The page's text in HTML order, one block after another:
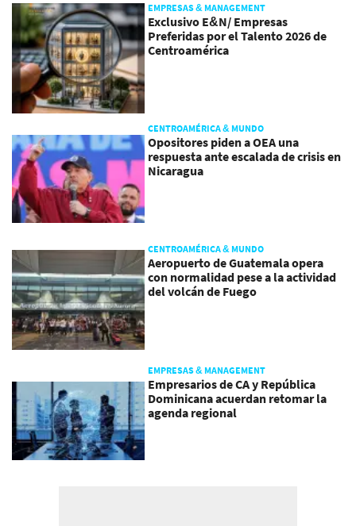
EMPRESAS & MANAGEMENT
Exclusivo E&N/ Empresas
Preferidas por el Talento 2026 de
Centroamérica
CENTROAMÉRICA & MUNDO
Opositores piden a OEA una
respuesta ante escalada de crisis en
Nicaragua
CENTROAMÉRICA & MUNDO
Aeropuerto de Guatemala opera
con normalidad pese a la actividad
del volcán de Fuego
EMPRESAS & MANAGEMENT
Empresarios de CA y República
Dominicana acuerdan retomar la
agenda regional